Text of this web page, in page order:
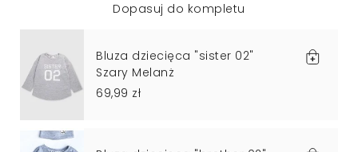
Dopasuj do kompletu
Bluza dziecięca "sister 02"
Szary Melanż
69,99 zł